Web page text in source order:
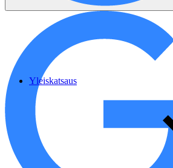
Yleiskatsaus